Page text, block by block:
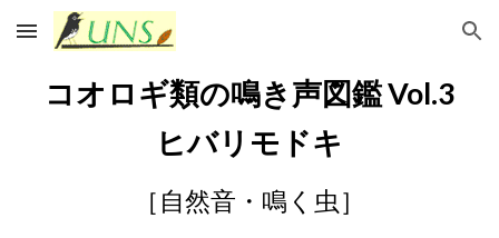
Skip to main content Skip to navigation
コオロギ類の鳴き声図鑑 Vol.3
ヒバリモドキ
［自然音・鳴く虫］